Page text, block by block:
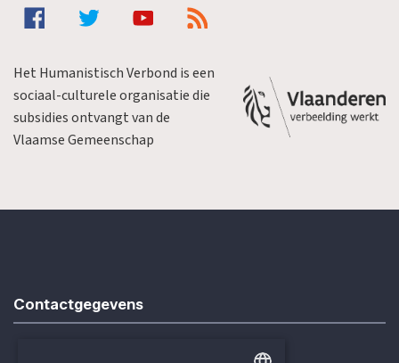
Het Humanistisch Verbond is een
sociaal-culturele organisatie die
subsidies ontvangt van de
Vlaamse Gemeenschap
Contactgegevens